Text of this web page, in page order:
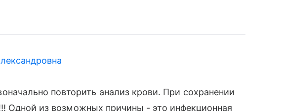
повторить анализ крови. При сохранении
Одной из возможных причины - это инфекционная